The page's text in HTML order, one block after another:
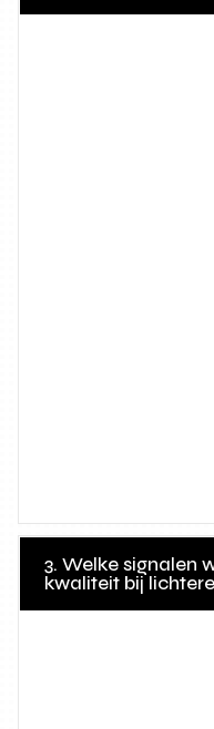
3. Welke signalen
kwaliteit bij